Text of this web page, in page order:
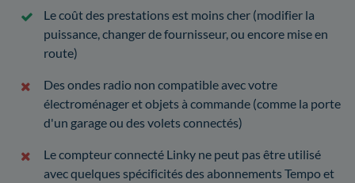
Le coût des prestations est moins cher (modifier la
puissance, changer de fournisseur, ou encore mise en
route)
Des ondes radio non compatible avec votre
électroménager et objets à commande (comme la porte
d'un garage ou des volets connectés)
Le compteur connecté Linky ne peut pas être utilisé
avec quelques spécificités des abonnements Tempo et